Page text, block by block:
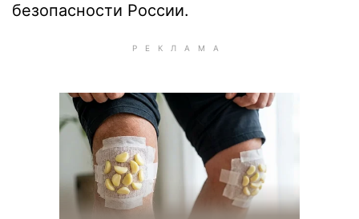
безопасности России.